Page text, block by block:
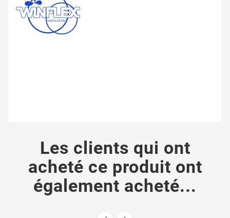
Les clients qui ont
acheté ce produit ont
également acheté...